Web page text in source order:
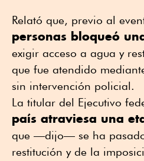
Relató que, previo al
personas bloqueó
exigir acceso a agua y
que fue atendido
sin intervención policial.
La titular del Ejecutivo
país atraviesa una
que —dijo— se ha
restitución y de la